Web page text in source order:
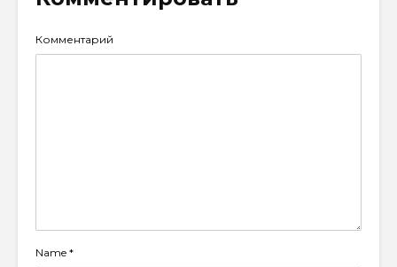
Комментарий
Name *